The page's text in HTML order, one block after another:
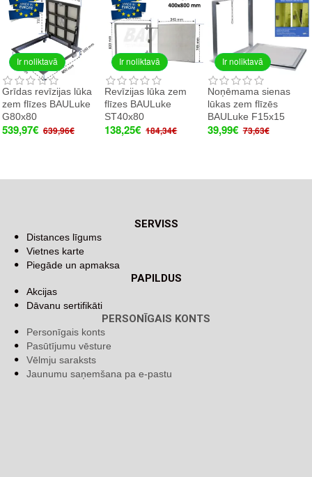
Ir noliktavā
Grīdas revīzijas lūka
zem flīzes BAULuke
G80x80
539,97€ 639,96€
Ir noliktavā
Revīzijas lūka zem
flīzes BAULuke
ST40x80
138,25€ 184,34€
Ir noliktavā
Noņēmama sienas
lūkas zem flīzēs
BAULuke F15x15
39,99€ 73,63€
SERVISS
Distances līgums
Vietnes karte
Piegāde un apmaksa
PAPILDUS
Akcijas
Dāvanu sertifikāti
PERSONĪGAIS KONTS
Personīgais konts
Pasūtījumu vēsture
Vēlmju saraksts
Jaunumu saņemšana pa e-pastu